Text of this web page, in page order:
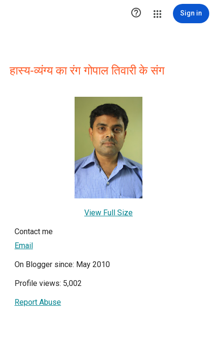
 Sign in
हास्य-व्यंग्य का रंग गोपाल तिवारी के संग
View Full Size
Contact me
Email
On Blogger since: May 2010
Profile views: 5,002
Report Abuse